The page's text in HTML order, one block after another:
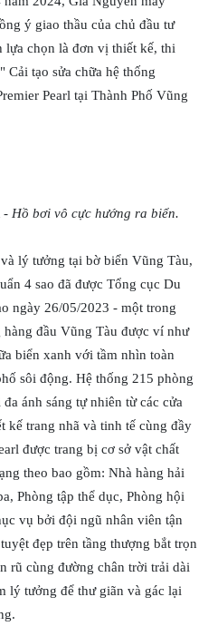
ý giao thầu của chủ đầu tư
chọn là đơn vị thiết kế, thi
Cải tạo sửa chữa hệ thống
Pearl tại Thành Phố Vũng
- Hồ bơi vô cực hướng ra biển.
lý tưởng tại bờ biển Vũng Tàu,
4 sao đã được Tổng cục Du
ngày 26/05/2023 - một trong
hàng đầu Vũng Tàu được ví như
biển xanh với tầm nhìn toàn
sôi động. Hệ thống 215 phòng
ánh sáng tự nhiên từ các cửa
kế trang nhã và tinh tế cùng đầy
được trang bị cơ sở vật chất
theo bao gồm: Nhà hàng hải
Phòng tập thể dục, Phòng hội
vụ bởi đội ngũ nhân viên tận
đẹp trên tầng thượng bắt trọn
rũ cùng đường chân trời trải dài
lý tưởng để thư giãn và gác lại